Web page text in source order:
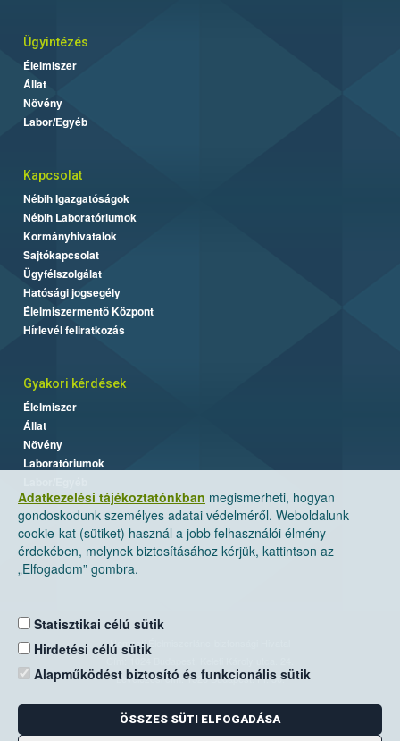
Adatkezelési tájékoztatónkban megismerheti, hogyan
gondoskodunk személyes adatai védelméről. Weboldalunk
cookie-kat (sütiket) használ a jobb felhasználói élmény
érdekében, melynek biztosításához kérjük, kattintson az
„Elfogadom” gombra.
Statisztikai célú sütik
Hirdetési célú sütik
Alapműködést biztosító és funkcionális sütik
ÖSSZES SÜTI ELFOGADÁSA
Ügyintézés
Élelmiszer
Állat
Növény
Labor/Egyéb
Kapcsolat
Nébih Igazgatóságok
Nébih Laboratóriumok
Kormányhivatalok
Sajtókapcsolat
Ügyfélszolgálat
Hatósági jogsegély
Élelmiszermentő Központ
Hírlevél feliratkozás
Gyakori kérdések
Élelmiszer
Állat
Növény
Laboratóriumok
Nemzeti Élelmiszerlánc-biztonsági Hivatal
Levelezési cím: 1525 Budapest. Pf. 30.
E-mail:ugyfelszolgalat@nebih.gov.hu